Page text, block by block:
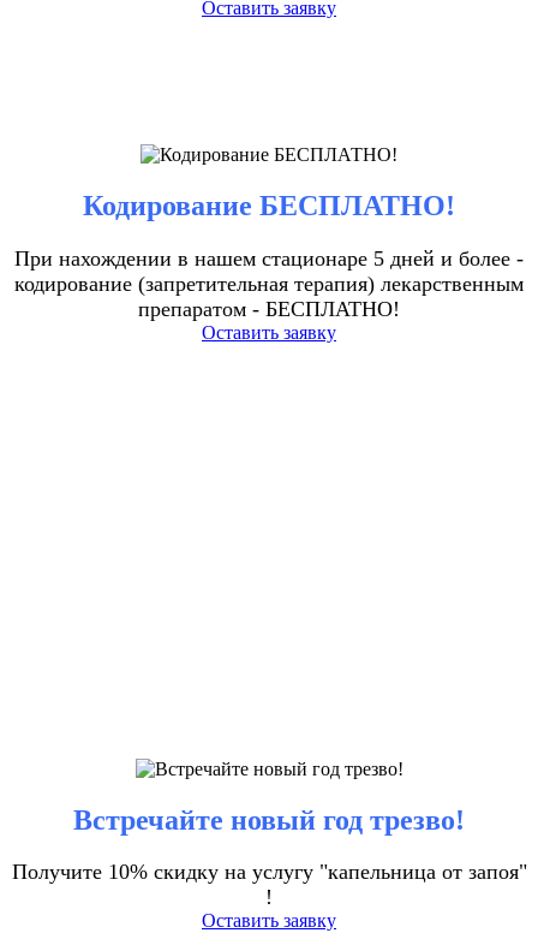
Оставить заявку
Кодирование БЕСПЛАТНО!
При нахождении в нашем стационаре 5 дней и более -
кодирование (запретительная терапия) лекарственным
препаратом - БЕСПЛАТНО!
Оставить заявку
Встречайте новый год трезво!
Получите 10% скидку на услугу "капельница от запоя"
!
Оставить заявку